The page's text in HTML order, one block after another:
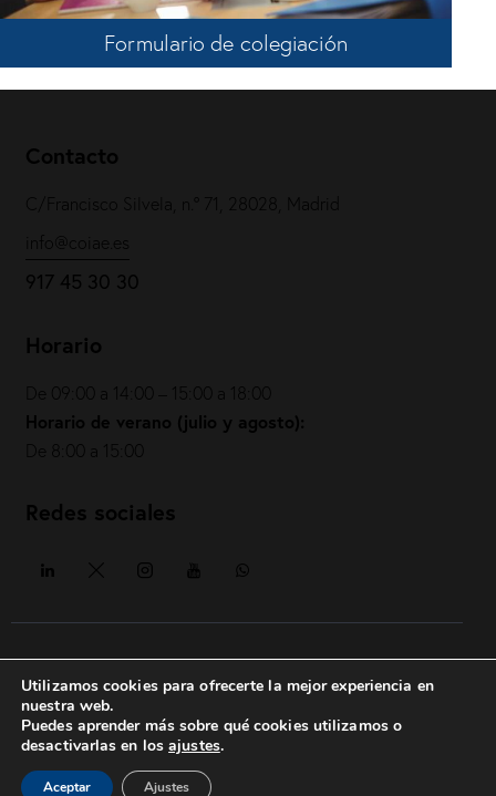
Formulario de colegiación
Contacto
C/Francisco Silvela, n.º 71, 28028, Madrid
917 45 30 30
Horario
De 09:00 a 14:00 – 15:00 a 18:00
Horario de verano (julio y agosto):
De 8:00 a 15:00
Redes sociales
Política de privacidad
posicionesrealbetis
Utilizamos cookies para ofrecerte la mejor experiencia en
nuestra web.
Puedes aprender más sobre qué cookies utilizamos o
desactivarlas en losajustes.
Aceptar Ajustes